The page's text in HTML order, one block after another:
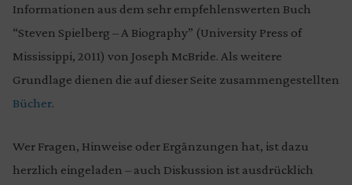
Informationen aus dem sehr empfehlenswerten Buch
“Steven Spielberg – A Biography” (University Press of
Mississippi, 2011) von Joseph McBride. Als weitere
Grundlage dienen die auf dieser Seite zusammengestellten
Bücher.
Wer Fragen, Hinweise oder Ergänzungen hat, ist dazu
herzlich eingeladen – auch Diskussion ist ausdrücklich